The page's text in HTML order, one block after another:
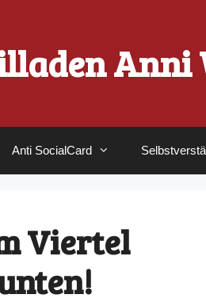
Anni
Anti SocialCard
Viertel